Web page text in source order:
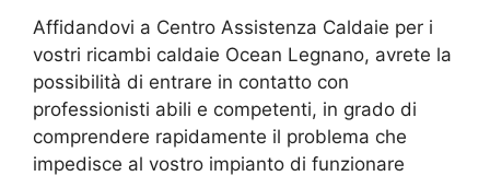
Affidandovi a Centro Assistenza Caldaie per i
vostri ricambi caldaie Ocean Legnano, avrete la
possibilità di entrare in contatto con
professionisti abili e competenti, in grado di
comprendere rapidamente il problema che
impedisce al vostro impianto di funzionare